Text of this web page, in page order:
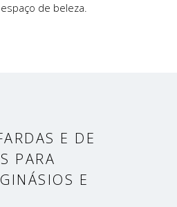
de beleza.
E DE
PARA
E